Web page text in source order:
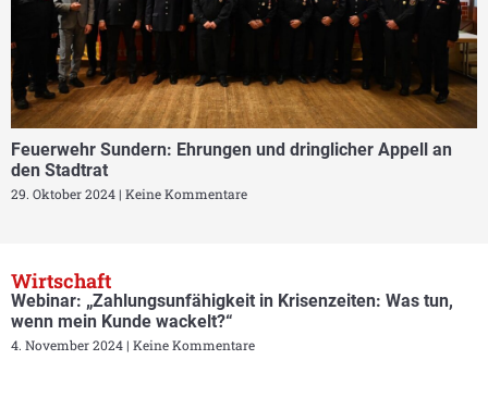
Feuerwehr Sundern: Ehrungen und dringlicher Appell an
den Stadtrat
29. Oktober 2024 Keine Kommentare
Wirtschaft
Webinar: „Zahlungsunfähigkeit in Krisenzeiten: Was tun,
wenn mein Kunde wackelt?“
4. November 2024 Keine Kommentare